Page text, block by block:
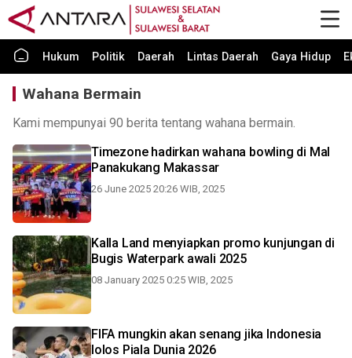
Hukum Politik Daerah Lintas Daerah Gaya Hidup
Wahana Bermain
Kami mempunyai 90 berita tentang wahana bermain.
Timezone hadirkan wahana bowling di Mal
Panakukang Makassar
26 June 2025 20:26 WIB, 2025
Kalla Land menyiapkan promo kunjungan di
Bugis Waterpark awali 2025
08 January 2025 0:25 WIB, 2025
FIFA mungkin akan senang jika Indonesia
lolos Piala Dunia 2026